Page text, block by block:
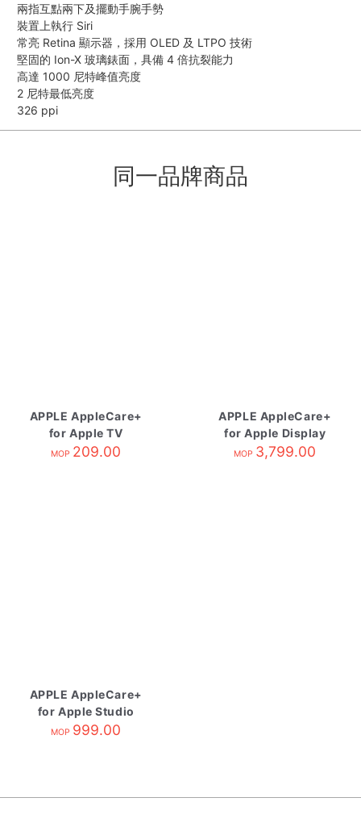
兩指互點兩下及擺動手腕手勢
裝置上執行 Siri
常亮 Retina 顯示器，採用 OLED 及 LTPO 技術
堅固的 Ion-X 玻璃錶面，具備 4 倍抗裂能力
高達 1000 尼特峰值亮度
2 尼特最低亮度
326 ppi
同一品牌商品
APPLE AppleCare+
for Apple TV
MOP 209.00
APPLE AppleCare+
for Apple Display
MOP 3,799.00
APPLE AppleCare+
for Apple Studio
Display
MOP 999.00